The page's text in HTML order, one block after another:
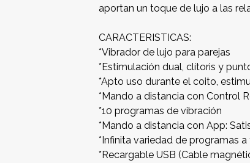
aportan un toque de lujo a las
CARACTERISTICAS:
*Vibrador de lujo para parejas
*Estimulación dual, clítoris y
*Apto uso durante el coito,
*Mando a distancia con Control
*10 programas de vibración
*Mando a distancia con App:
*Infinita variedad de programas
*Recargable USB (Cable